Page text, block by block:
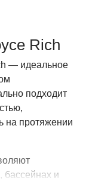
Rich
— идеальное
подходит
на протяжении
бассейнах и